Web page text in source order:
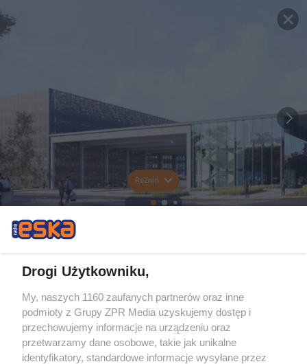
Rozwiń
Drogi Użytkowniku,
My, naszych 1160 zaufanych partnerów oraz inne
podmioty z Grupy ZPR Media uzyskujemy dostęp i
przechowujemy informacje na urządzeniu oraz
przetwarzamy dane osobowe, takie jak unikalne
identyfikatory, standardowe informacje wysyłane przez